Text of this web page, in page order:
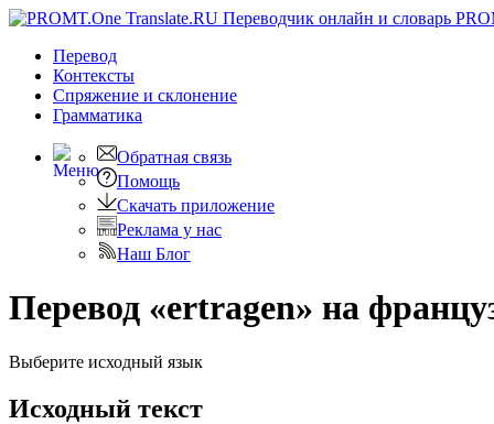
Перевод
Контексты
Спряжение и склонение
Грамматика
Обратная связь
Помощь
Скачать приложение
Реклама у нас
Наш Блог
Перевод «ertragen» на
Выберите исходный язык
Исходный текст